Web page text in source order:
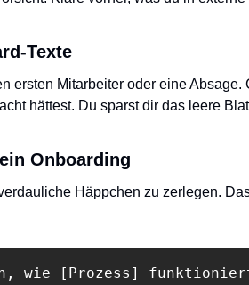
Texte
ersten Mitarbeiter oder eine Absage.
hättest. Du sparst dir das leere
Onboarding
Häppchen zu zerlegen.
wie [Prozess]